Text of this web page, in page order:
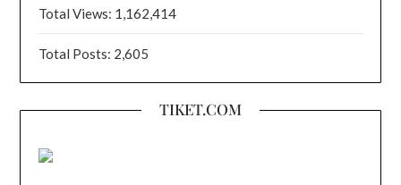
Total Views: 1,162,414
Total Posts: 2,605
TIKET.COM